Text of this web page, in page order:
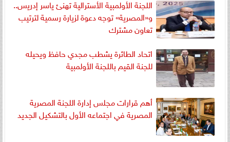
اللجنة الأولمبية الأسترالية تهنئ ياسر إدريس..
و«المصرية» توجه دعوة لزيارة رسمية لترتيب
تعاون مشترك
اتحاد الطائرة يشطب مجدي حافظ ويحيله
للجنة القيم باللجنة الأولمبية
أهم قرارات مجلس إدارة اللجنة المصرية
المصرية في اجتماعه الأول بالتشكيل الجديد